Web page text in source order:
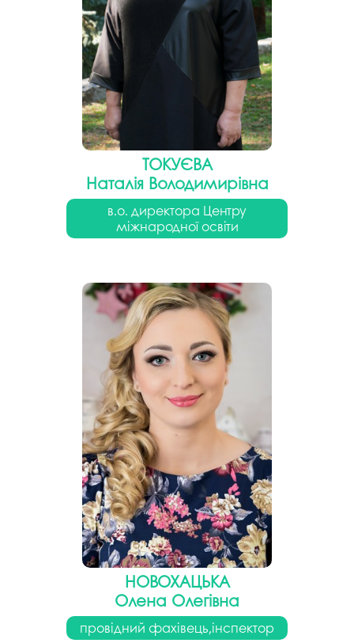
ТОКУЄВА
Наталія Володимирівна
в.о. директора Центру
міжнародної освіти
НОВОХАЦЬКА
Олена Олегівна
провідний фахівець,інспектор